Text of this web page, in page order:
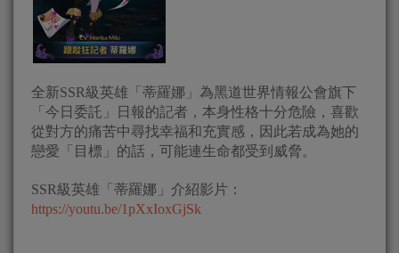
全新SSR級英雄「蒂羅娜」為黑道世界情報公會旗下
「今日委託」日報的記者，本身性格十分危險，喜歡
從對方的痛苦中尋找幸福和充實感，因此若成為她的
戀愛「目標」的話，可能連生命都受到威脅。
SSR級英雄「蒂羅娜」介紹影片：
https://youtu.be/1pXxIoxGjSk